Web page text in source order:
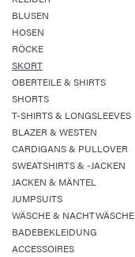
BLUSEN
HOSEN
RÖCKE
SKORT
OBERTEILE & SHIRTS
SHORTS
T-SHIRTS & LONGSLEEVES
BLAZER & WESTEN
CARDIGANS & PULLOVER
SWEATSHIRTS & -JACKEN
JACKEN & MÄNTEL
JUMPSUITS
WÄSCHE & NACHTWÄSCHE
BADEBEKLEIDUNG
ACCESSOIRES